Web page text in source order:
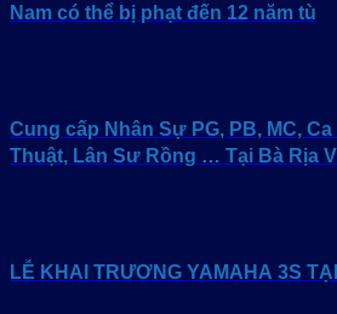
Nam có thể bị phạt đến 12 năm tù
Cung cấp Nhân Sự PG, PB, MC,
Thuật, Lân Sư Rồng … Tại Bà Rịa
LỄ KHAI TRƯƠNG YAMAHA 3S